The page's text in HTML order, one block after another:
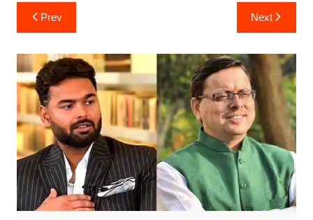
Post
navigation
Prev Next